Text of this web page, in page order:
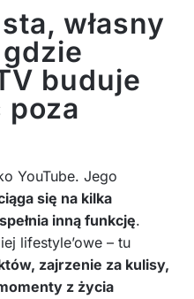
własny
buduje
poza
YouTube. Jego
się na kilka
inną funkcję.
lifestyle’owe – tu
zajrzenie za kulisy,
z życia